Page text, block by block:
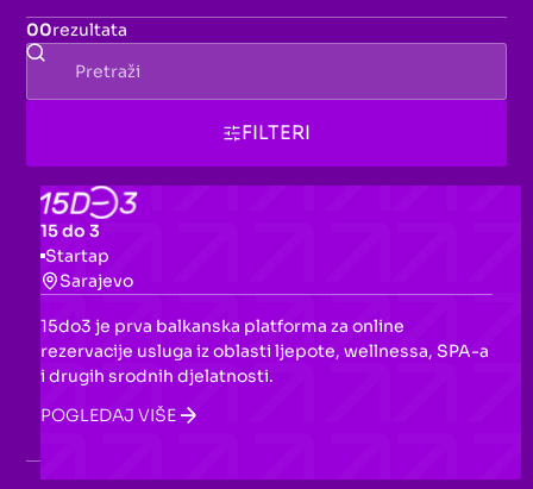
00rezultata
FILTERI
15 do 3
Startap
Sarajevo
15do3 je prva balkanska platforma za online
rezervacije usluga iz oblasti ljepote, wellnessa, SPA-a
i drugih srodnih djelatnosti.
POGLEDAJ VIŠE